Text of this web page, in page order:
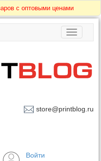
с оптовыми ценами
Toggle
store@printblog.ru
Войти